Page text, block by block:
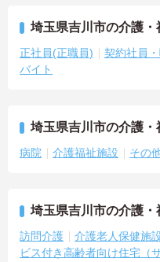
埼玉県吉川市の介護
正社員(正職員) 契約社員
バイト
埼玉県吉川市の介護
病院 介護福祉施設 その
埼玉県吉川市の介護
訪問介護 介護老人保健施
ビス付き高齢者向け住宅（